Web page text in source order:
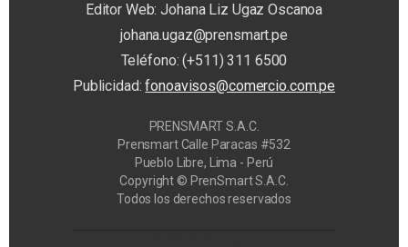
Editor Web: Johana Liz Ugaz Oscanoa
johana.ugaz@prensmart.pe
Teléfono: (+511) 311 6500
Publicidad:fonoavisos@comercio.com.pe
PRENSMART S.A.C.
Prensmart Calle Paracas #532
Pueblo Libre, Lima - Perú
Copyright © PrenSmart S.A.C.
Todos los derechos reservados